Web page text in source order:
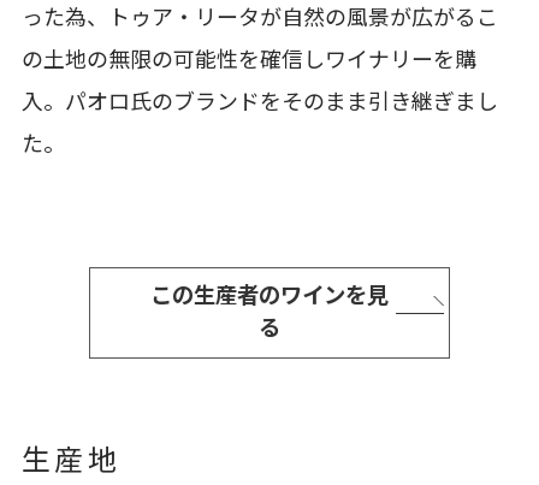
った為、トゥア・リータが自然の風景が広がるこ
の土地の無限の可能性を確信しワイナリーを購
入。パオロ氏のブランドをそのまま引き継ぎまし
た。
この生産者のワインを見
る
生産地